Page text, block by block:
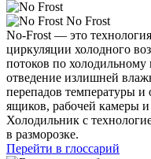
No Frost
No-Frost — это
циркуляции холодного
потоков по
отведение излишней
перепадов температуры и
ящиков, рабочей камеры и
Холодильник с
в разморозке.
Перейти в глоссарий